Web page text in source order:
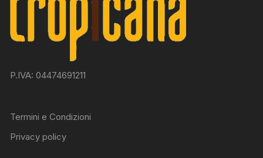
P.IVA: 04474691211
Termini e Condizioni
Privacy policy